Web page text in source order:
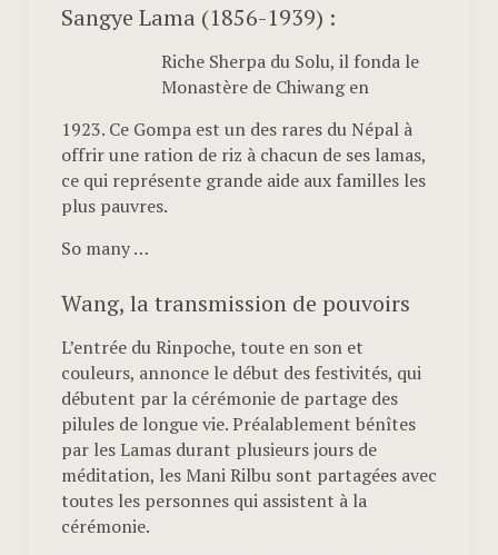
Sangye Lama (1856-1939) :
Riche Sherpa du Solu, il fonda le
Monastère de Chiwang en
1923. Ce Gompa est un des rares du Népal à
offrir une ration de riz à chacun de ses lamas,
ce qui représente grande aide aux familles les
plus pauvres.
So many …
Wang, la transmission de pouvoirs
L’entrée du Rinpoche, toute en son et
couleurs, annonce le début des festivités, qui
débutent par la cérémonie de partage des
pilules de longue vie. Préalablement bénîtes
par les Lamas durant plusieurs jours de
méditation, les Mani Rilbu sont partagées avec
toutes les personnes qui assistent à la
cérémonie.